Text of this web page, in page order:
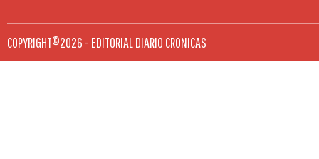
COPYRIGHT©2026 - EDITORIAL DIARIO CRONICAS